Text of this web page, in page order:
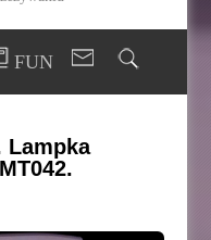
FUN
Lampka